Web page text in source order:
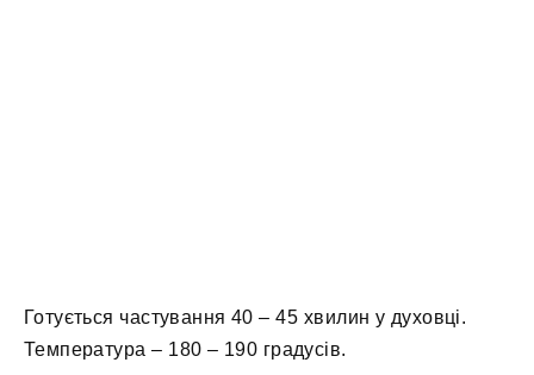
Готується частування 40 – 45 хвилин у духовці.
Температура – 180 – 190 градусів.